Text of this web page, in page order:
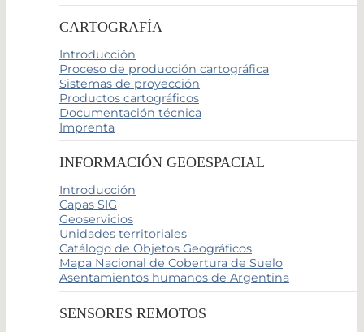
CARTOGRAFÍA
Introducción
Proceso de producción cartográfica
Sistemas de proyección
Productos cartográficos
Documentación técnica
Imprenta
INFORMACIÓN GEOESPACIAL
Introducción
Capas SIG
Geoservicios
Unidades territoriales
Catálogo de Objetos Geográficos
Mapa Nacional de Cobertura de Suelo
Asentamientos humanos de Argentina
SENSORES REMOTOS